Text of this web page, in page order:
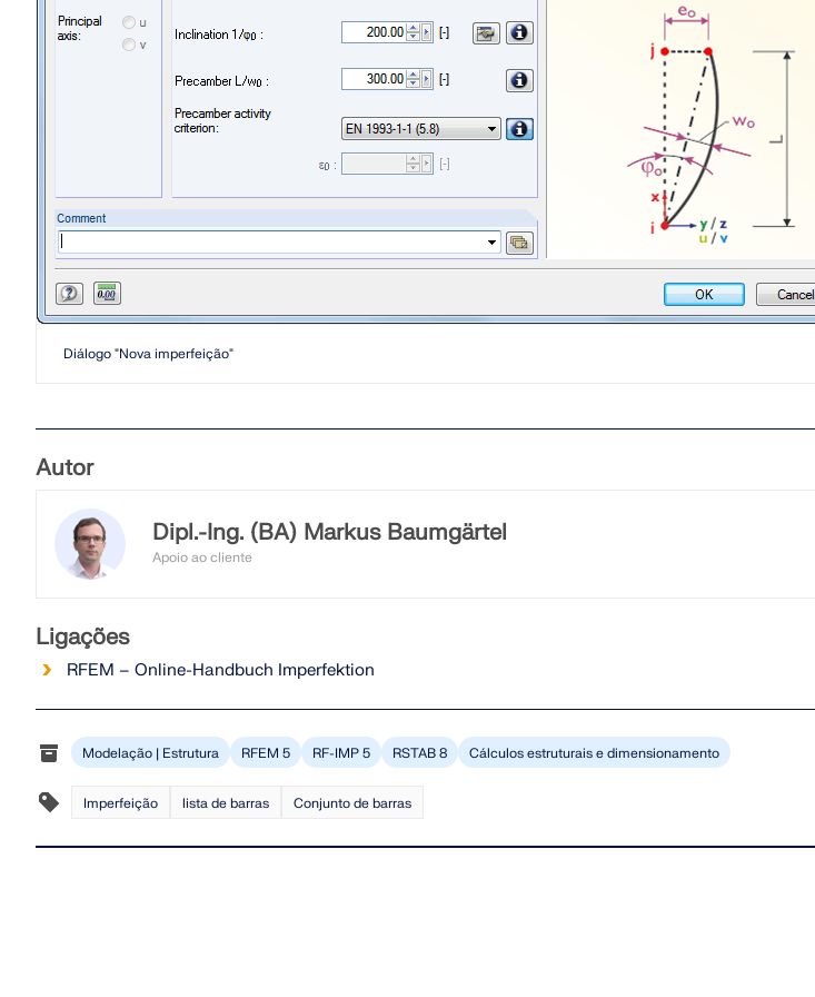
Diálogo "Nova imperfeição"
Autor
Dipl.-Ing. (BA) Markus Baumgärtel
Apoio ao cliente
Ligações
RFEM – Online-Handbuch Imperfektion
Modelação | Estrutura RFEM 5 RF-IMP 5 RSTAB 8 Cálculos estruturais e dimensionamento
Imperfeição lista de barras Conjunto de barras